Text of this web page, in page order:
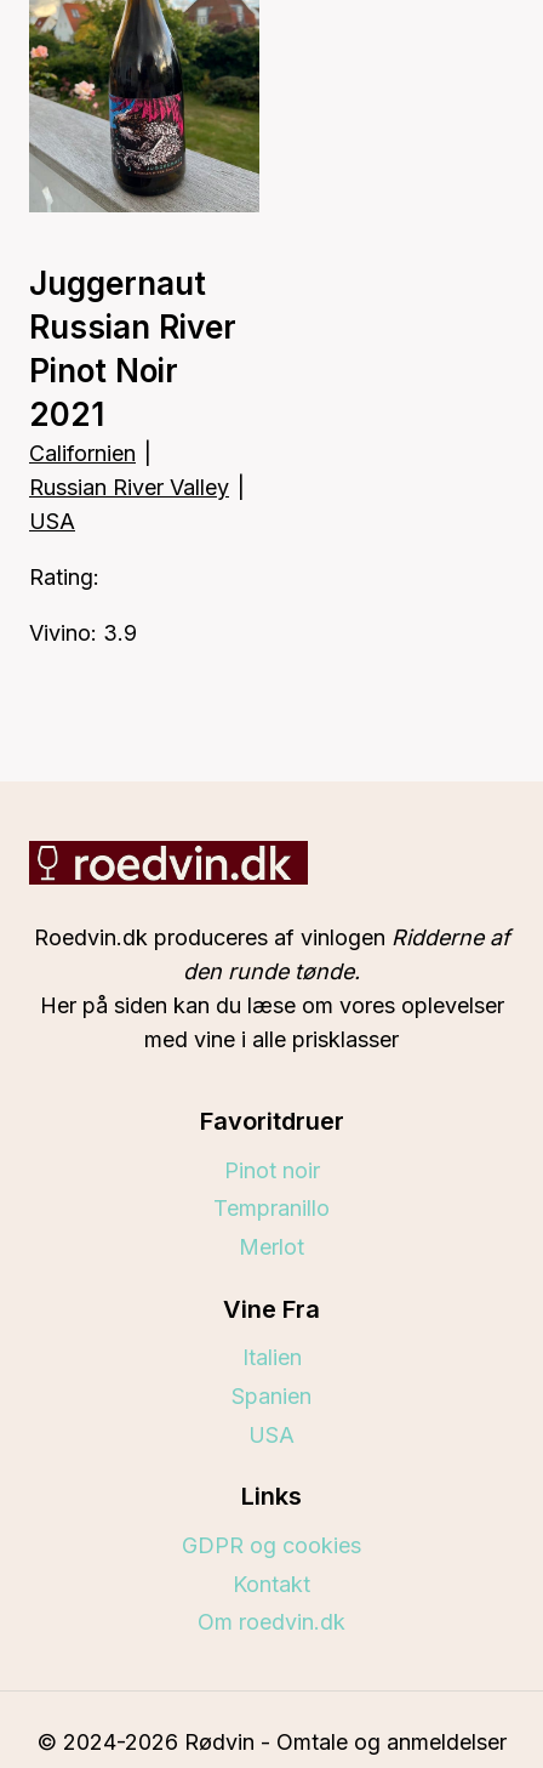
Juggernaut
Russian River
Pinot Noir
2021
Californien
Russian River Valley
USA
Rating:
Vivino: 3.9
Roedvin.dk produceres af vinlogen Ridderne af
den runde tønde.
Her på siden kan du læse om vores oplevelser
med vine i alle prisklasser
Favoritdruer
Pinot noir
Tempranillo
Merlot
Vine Fra
Italien
Spanien
USA
Links
GDPR og cookies
Kontakt
Om roedvin.dk
© 2024-2026 Rødvin - Omtale og anmeldelser